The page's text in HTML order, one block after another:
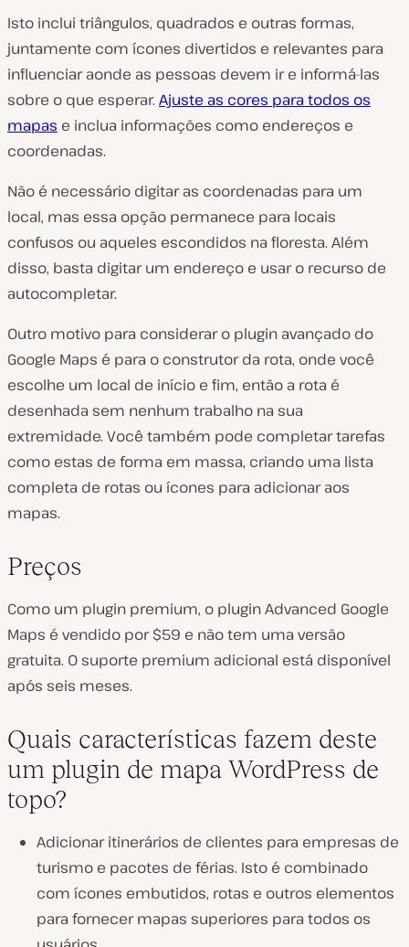
Isto inclui triângulos, quadrados e outras formas,
juntamente com ícones divertidos e relevantes para
influenciar aonde as pessoas devem ir e informá-las
sobre o que esperar. Ajuste as cores para todos os
mapas e inclua informações como endereços e
coordenadas.
Não é necessário digitar as coordenadas para um
local, mas essa opção permanece para locais
confusos ou aqueles escondidos na floresta. Além
disso, basta digitar um endereço e usar o recurso de
autocompletar.
Outro motivo para considerar o plugin avançado do
Google Maps é para o construtor da rota, onde você
escolhe um local de início e fim, então a rota é
desenhada sem nenhum trabalho na sua
extremidade. Você também pode completar tarefas
como estas de forma em massa, criando uma lista
completa de rotas ou ícones para adicionar aos
mapas.
Preços
Como um plugin premium, o plugin Advanced Google
Maps é vendido por $59 e não tem uma versão
gratuita. O suporte premium adicional está disponível
após seis meses.
Quais características fazem deste
um plugin de mapa WordPress de
topo?
Adicionar itinerários de clientes para empresas de
turismo e pacotes de férias. Isto é combinado
com ícones embutidos, rotas e outros elementos
para fornecer mapas superiores para todos os